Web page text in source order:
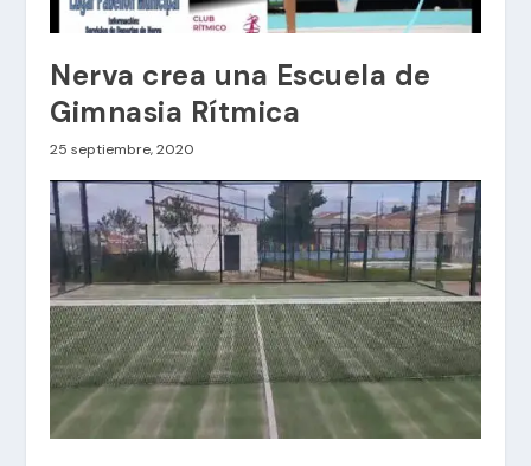
Nerva crea una Escuela de
Gimnasia Rítmica
25 septiembre, 2020